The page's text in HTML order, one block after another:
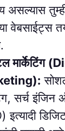
असल्यास
वेबसाईट्स
मार्केटिंग
सर्च इंजिन
इत्यादी